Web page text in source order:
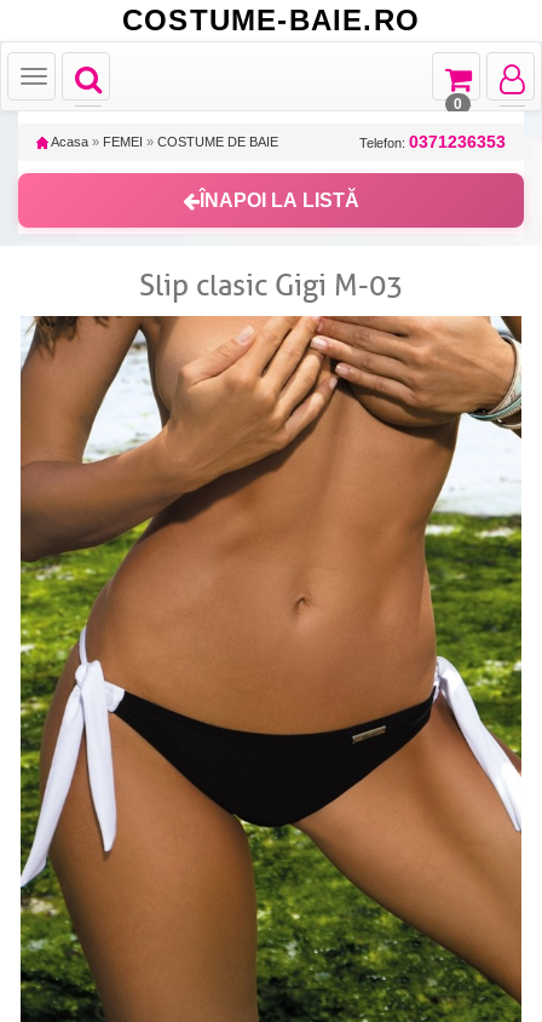
COSTUME-BAIE.RO
Toggle
navigation
Toggle
navigation
Toggle
Toggle
navigation
0
Acasa » FEMEI » COSTUME DE BAIE Telefon: 0371236353
ÎNAPOI LA LISTĂ
Slip clasic Gigi M-03